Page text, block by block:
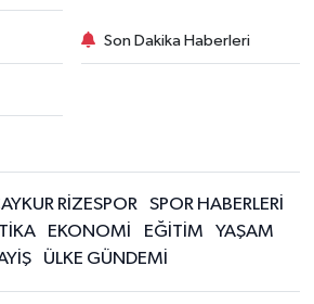
Son Dakika Haberleri
RİZESPOR
SPOR HABERLERİ
EKONOMİ EĞİTİM
YAŞAM
ÜLKE GÜNDEMİ